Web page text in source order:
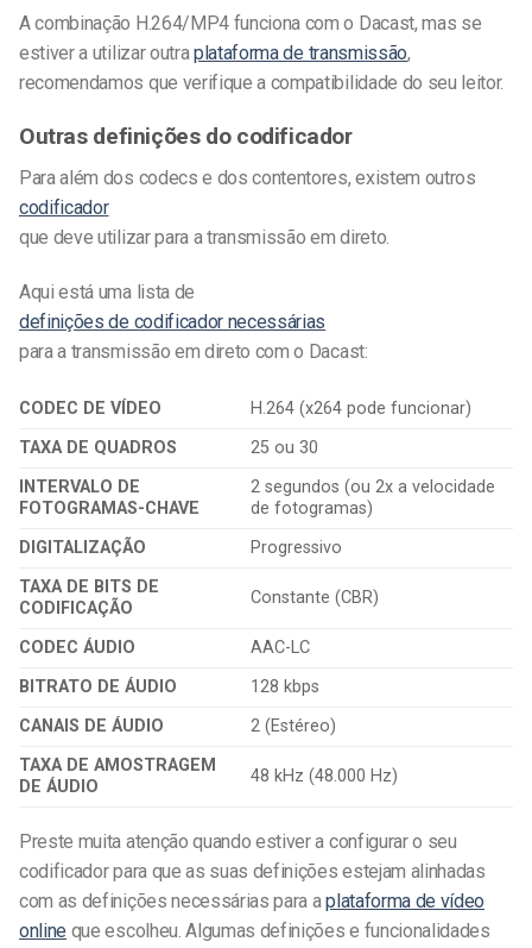
A combinação H.264/MP4 funciona com o Dacast, mas se
estiver a utilizar outraplataforma de transmissão,
recomendamos que verifique a compatibilidade do seu leitor.
Outras definições do codificador
Para além dos codecs e dos contentores, existem outros
codificador
que deve utilizar para a transmissão em direto.
Aqui está uma lista de
definições de codificador necessárias
para a transmissão em direto com o Dacast:
CODEC DE VÍDEO
H.264 (x264 pode funcionar)
TAXA DE QUADROS
25 ou 30
INTERVALO DE
FOTOGRAMAS-CHAVE
2 segundos (ou 2x a velocidade
de fotogramas)
DIGITALIZAÇÃO
Progressivo
TAXA DE BITS DE
CODIFICAÇÃO
Constante (CBR)
CODEC ÁUDIO
AAC-LC
BITRATO DE ÁUDIO
128 kbps
CANAIS DE ÁUDIO
2 (Estéreo)
TAXA DE AMOSTRAGEM
DE ÁUDIO
48 kHz (48.000 Hz)
Preste muita atenção quando estiver a configurar o seu
codificador para que as suas definições estejam alinhadas
com as definições necessárias para aplataforma de vídeo
online que escolheu. Algumas definições e funcionalidades